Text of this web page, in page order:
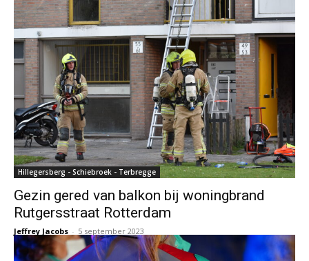
Hillegersberg - Schiebroek - Terbregge
Gezin gered van balkon bij woningbrand
Rutgersstraat Rotterdam
Jeffrey Jacobs - 5 september 2023